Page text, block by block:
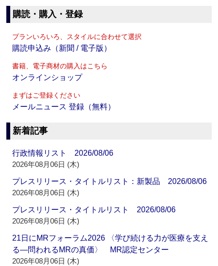
購読・購入・登録
プランいろいろ、スタイルに合わせて選択
購読申込み（新聞 / 電子版）
書籍、電子商材の購入はこちら
オンラインショップ
まずはご登録ください
メールニュース 登録（無料）
新着記事
行政情報リスト 2026/08/06
2026年08月06日 (木)
プレスリリース・タイトルリスト：新製品 2026/08/06
2026年08月06日 (木)
プレスリリース・タイトルリスト 2026/08/06
2026年08月06日 (木)
21日にMRフォーラム2026 〈学び続ける力が医療を支え
る―問われるMRの真価〉 MR認定センター
2026年08月06日 (木)